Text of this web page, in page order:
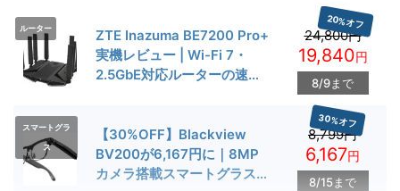
ルーター
ZTE Inazuma BE7200 Pro+
実機レビュー | Wi-Fi 7・
2.5GbE対応ルーターの速度
24,800円
20%オフ
19,840円
8/9まで
スマートグラ
ス
【30%OFF】Blackview
BV200が6,167円に｜8MP
カメラ搭載スマートグラス用
8,799円
30%オフ
6,167円
8/15まで